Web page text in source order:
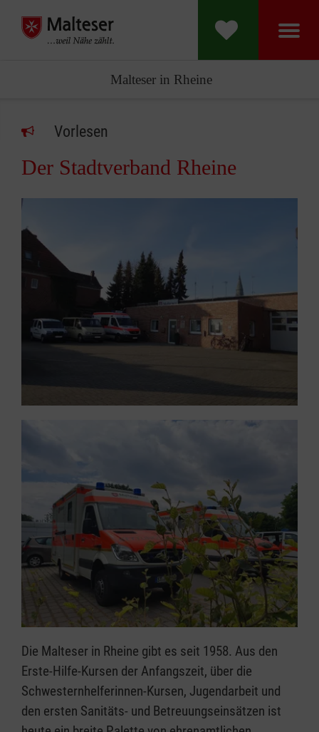
Malteser in Rheine
Vorlesen
Der Stadtverband Rheine
Die Malteser in Rheine gibt es seit 1958. Aus den
Erste-Hilfe-Kursen der Anfangszeit, über die
Schwesternhelferinnen-Kursen, Jugendarbeit und
den ersten Sanitäts- und Betreuungseinsätzen ist